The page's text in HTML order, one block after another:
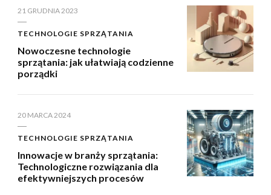
21 GRUDNIA 2023
TECHNOLOGIE SPRZĄTANIA
Nowoczesne technologie
sprzątania: jak ułatwiają codzienne
porządki
20 MARCA 2024
TECHNOLOGIE SPRZĄTANIA
Innowacje w branży sprzątania:
Technologiczne rozwiązania dla
efektywniejszych procesów